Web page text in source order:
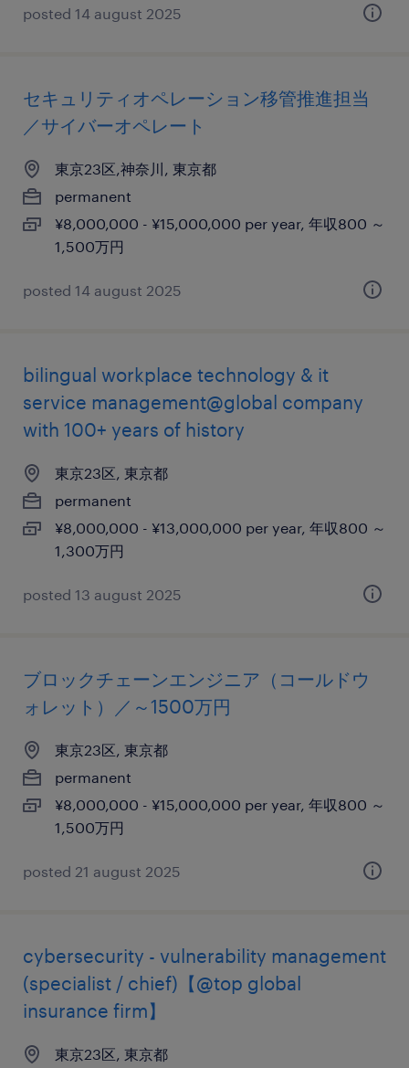
posted 14 august 2025
セキュリティオペレーション移管推進担当
／サイバーオペレート
東京23区,神奈川, 東京都
permanent
¥8,000,000 - ¥15,000,000 per year, 年収800 ～
1,500万円
posted 14 august 2025
bilingual workplace technology & it
service management@global company
with 100+ years of history
東京23区, 東京都
permanent
¥8,000,000 - ¥13,000,000 per year, 年収800 ～
1,300万円
posted 13 august 2025
ブロックチェーンエンジニア（コールドウ
ォレット）／～1500万円
東京23区, 東京都
permanent
¥8,000,000 - ¥15,000,000 per year, 年収800 ～
1,500万円
posted 21 august 2025
cybersecurity - vulnerability management
(specialist / chief)【@top global
insurance firm】
東京23区, 東京都